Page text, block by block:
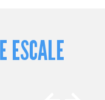
ESCALE